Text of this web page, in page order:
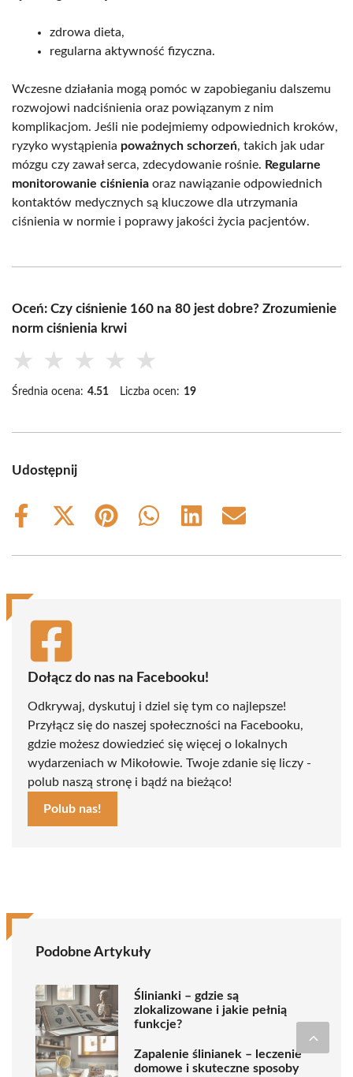
zdrowa dieta,
regularna aktywność fizyczna.
Wczesne działania mogą pomóc w zapobieganiu dalszemu
rozwojowi nadciśnienia oraz powiązanym z nim
komplikacjom. Jeśli nie podejmiemy odpowiednich kroków,
ryzyko wystąpienia poważnych schorzeń, takich jak udar
mózgu czy zawał serca, zdecydowanie rośnie. Regularne
monitorowanie ciśnienia oraz nawiązanie odpowiednich
kontaktów medycznych są kluczowe dla utrzymania
ciśnienia w normie i poprawy jakości życia pacjentów.
Oceń: Czy ciśnienie 160 na 80 jest dobre? Zrozumienie
norm ciśnienia krwi
★ ★ ★ ★ ★
Średnia ocena: 4.51 Liczba ocen: 19
Udostępnij
Share
Share
(Twitter)
Share
Share
Share
Share
Dołącz do nas na Facebooku!
Odkrywaj, dyskutuj i dziel się tym co najlepsze!
Przyłącz się do naszej społeczności na Facebooku,
gdzie możesz dowiedzieć się więcej o lokalnych
wydarzeniach w Mikołowie. Twoje zdanie się liczy -
polub naszą stronę i bądź na bieżąco!
Polub nas!
Podobne Artykuły
Ślinianki – gdzie są
zlokalizowane i jakie pełnią
funkcje?
Zapalenie ślinianek – leczenie
domowe i skuteczne sposoby